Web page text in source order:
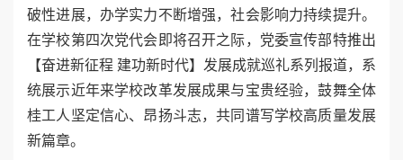
破性进展，办学实力不断增强，社会影响力持续提升。
在学校第四次党代会即将召开之际，党委宣传部特推出
【奋进新征程 建功新时代】发展成就巡礼系列报道，系
统展示近年来学校改革发展成果与宝贵经验，鼓舞全体
桂工人坚定信心、昂扬斗志，共同谱写学校高质量发展
新篇章。